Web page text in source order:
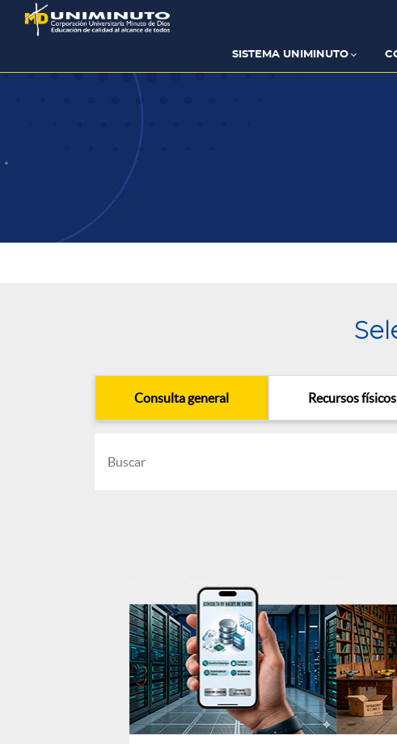
contenido
SISTEMA UNIMINUTO
Consulta general Recursos físicos